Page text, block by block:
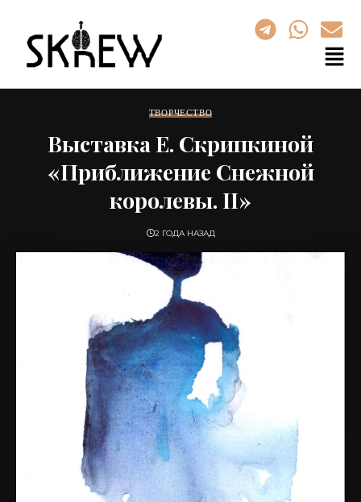
ТВОРЧЕСТВО
Выставка Е. Скрипкиной
«Приближение Снежной
королевы. II»
2 ГОДА НАЗАД